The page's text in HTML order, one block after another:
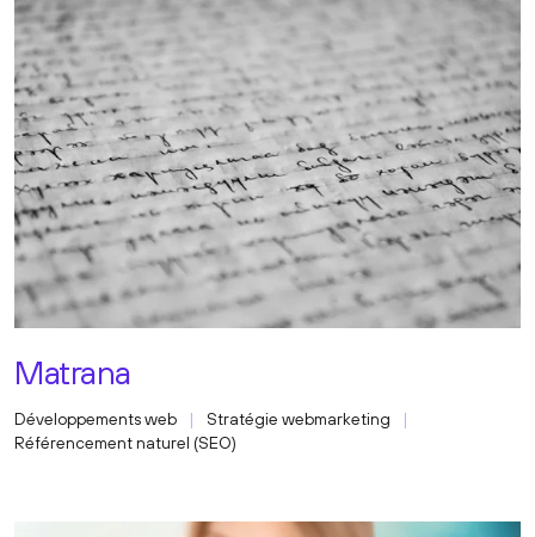
Matrana
Développements web
Stratégie webmarketing
Référencement naturel (SEO)